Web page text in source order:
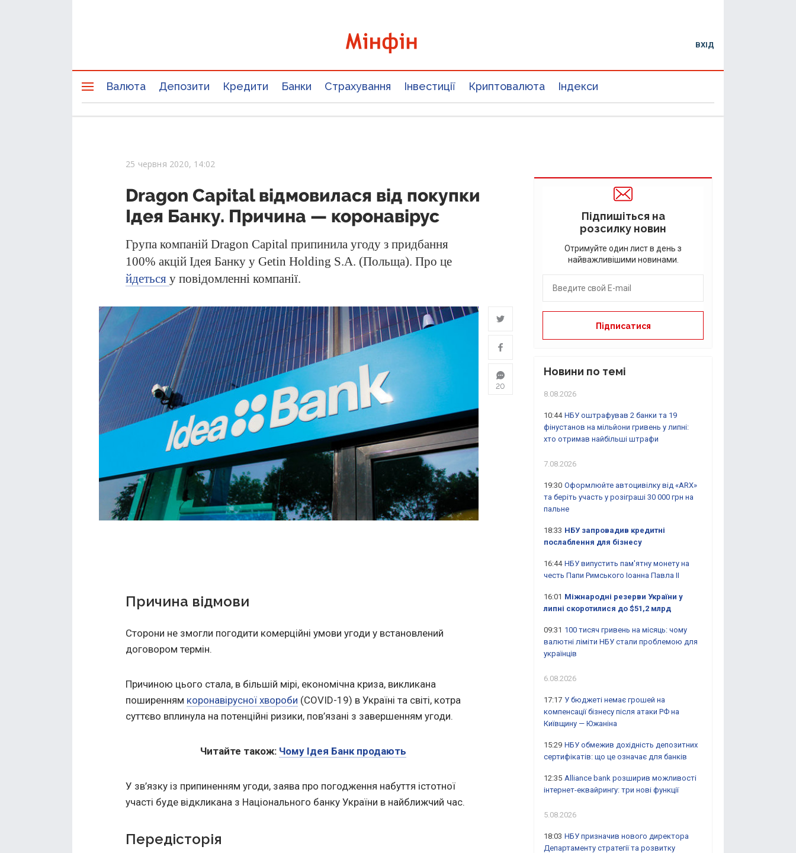
ВХІД
Валюта Депозити Кредити Банки Страхування Інвестиції Криптовалюта Індекси
25 червня 2020, 14:02
Dragon Capital відмовилася від покупки
Ідея Банку. Причина — коронавірус
Група компаній Dragon Capital припинила угоду з придбання
100% акцій Ідея Банку у Getin Holding S.A. (Польща). Про це
йдеться у повідомленні компанії.
20
Причина відмови
Сторони не змогли погодити комерційні умови угоди у встановлений
договором термін.
Причиною цього стала, в більшій мірі, економічна криза, викликана
поширенням коронавірусної хвороби (COVID-19) в Україні та світі, котра
суттєво вплинула на потенційні ризики, пов’язані з завершенням угоди.
Читайте також: Чому Ідея Банк продають
У зв’язку із припиненням угоди, заява про погодження набуття істотної
участі буде відкликана з Національного банку України в найближчий час.
Передісторія
Підпишіться на
розсилку новин
Отримуйте один лист в день з
найважливішими новинами.
Новини по темі
8.08.2026
10:44 НБУ оштрафував 2 банки та 19
фінустанов на мільйони гривень у липні:
хто отримав найбільші штрафи
7.08.2026
19:30 Оформлюйте автоцивілку від «ARX»
та беріть участь у розіграші 30 000 грн на
пальне
18:33 НБУ запровадив кредитні
послаблення для бізнесу
16:44 НБУ випустить пам'ятну монету на
честь Папи Римського Іоанна Павла II
16:01 Міжнародні резерви України у
липні скоротилися до $51,2 млрд
09:31 100 тисяч гривень на місяць: чому
валютні ліміти НБУ стали проблемою для
українців
6.08.2026
17:17 У бюджеті немає грошей на
компенсації бізнесу після атаки РФ на
Київщину — Южаніна
15:29 НБУ обмежив дохідність депозитних
сертифікатів: що це означає для банків
12:35 Alliance bank розширив можливості
інтернет-еквайрингу: три нові функції
5.08.2026
18:03 НБУ призначив нового директора
Департаменту стратегії та розвитку